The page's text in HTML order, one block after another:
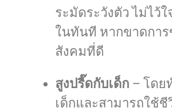
ระมัดระวังตัว ไม่ไว้
ในทันที หากขาดการ
สังคมที่ดี
สูงปรี๊ดกับเด็ก – โดย
เด็กและสามารถใช้